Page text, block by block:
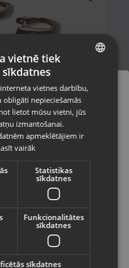
24 mēneši)
piegādāti uz
attēlots izvēlētajā
RUSSIAN
vietnē tiek
vietnes darbību,
obligāti nepieciešamās
lietot mūsu vietni, jūs
izmantošanai.
apmeklētājiem ir
vairāk
Statistikas
sīkdatnes
Funkcionalitātes
sīkdatnes
sīkdatnes